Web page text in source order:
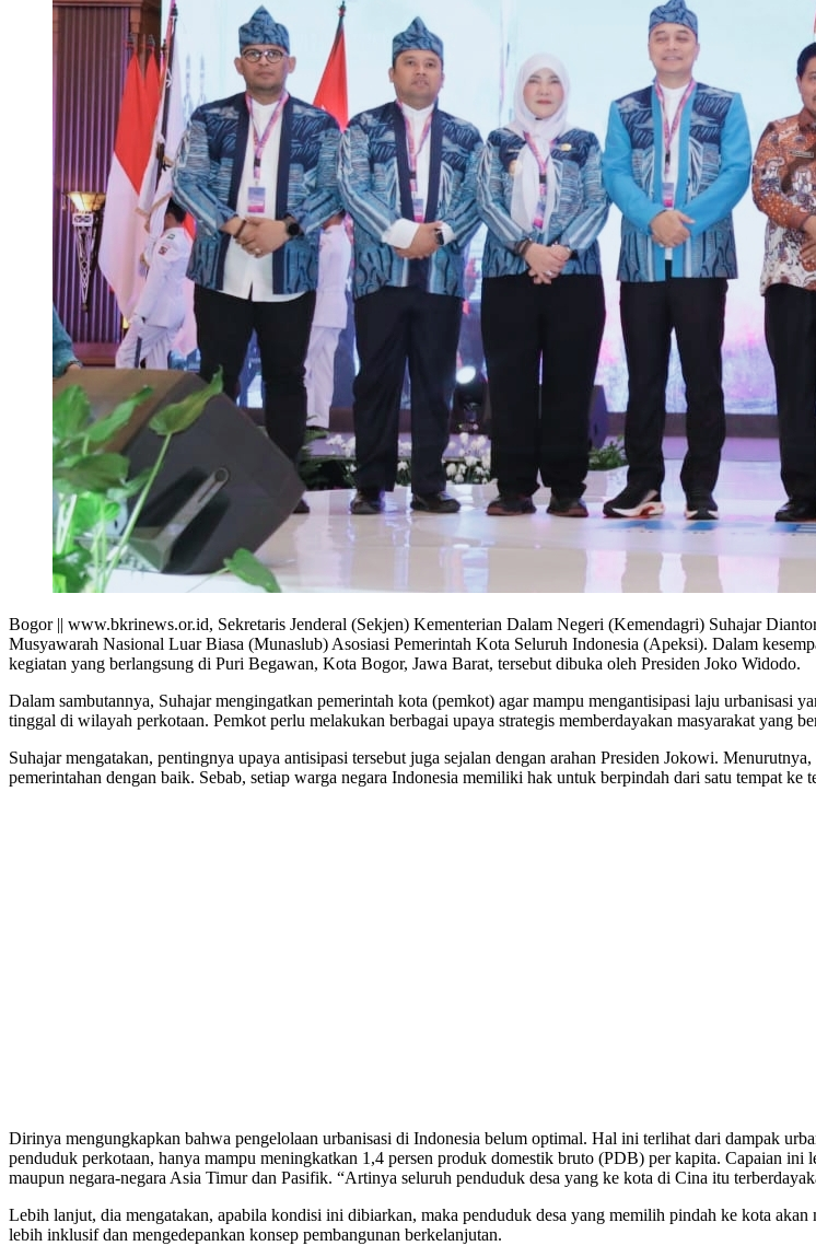
Bogor || www.bkrinews.or.id, Sekretaris Jenderal (Sekjen) Kementerian Dalam Negeri (Kemendagri) Suhajar
Musyawarah Nasional Luar Biasa (Munaslub) Asosiasi Pemerintah Kota Seluruh Indonesia (Apeksi). Dalam
kegiatan yang berlangsung di Puri Begawan, Kota Bogor, Jawa Barat, tersebut dibuka oleh Presiden Joko Widodo.
Dalam sambutannya, Suhajar mengingatkan pemerintah kota (pemkot) agar mampu mengantisipasi laju urbanisasi
tinggal di wilayah perkotaan. Pemkot perlu melakukan berbagai upaya strategis memberdayakan masyarakat yang
Suhajar mengatakan, pentingnya upaya antisipasi tersebut juga sejalan dengan arahan Presiden Jokowi.
pemerintahan dengan baik. Sebab, setiap warga negara Indonesia memiliki hak untuk berpindah dari satu tempat ke
Dirinya mengungkapkan bahwa pengelolaan urbanisasi di Indonesia belum optimal. Hal ini terlihat dari dampak
penduduk perkotaan, hanya mampu meningkatkan 1,4 persen produk domestik bruto (PDB) per kapita. Capaian
maupun negara-negara Asia Timur dan Pasifik. “Artinya seluruh penduduk desa yang ke kota di Cina itu
Lebih lanjut, dia mengatakan, apabila kondisi ini dibiarkan, maka penduduk desa yang memilih pindah ke kota
lebih inklusif dan mengedepankan konsep pembangunan berkelanjutan.